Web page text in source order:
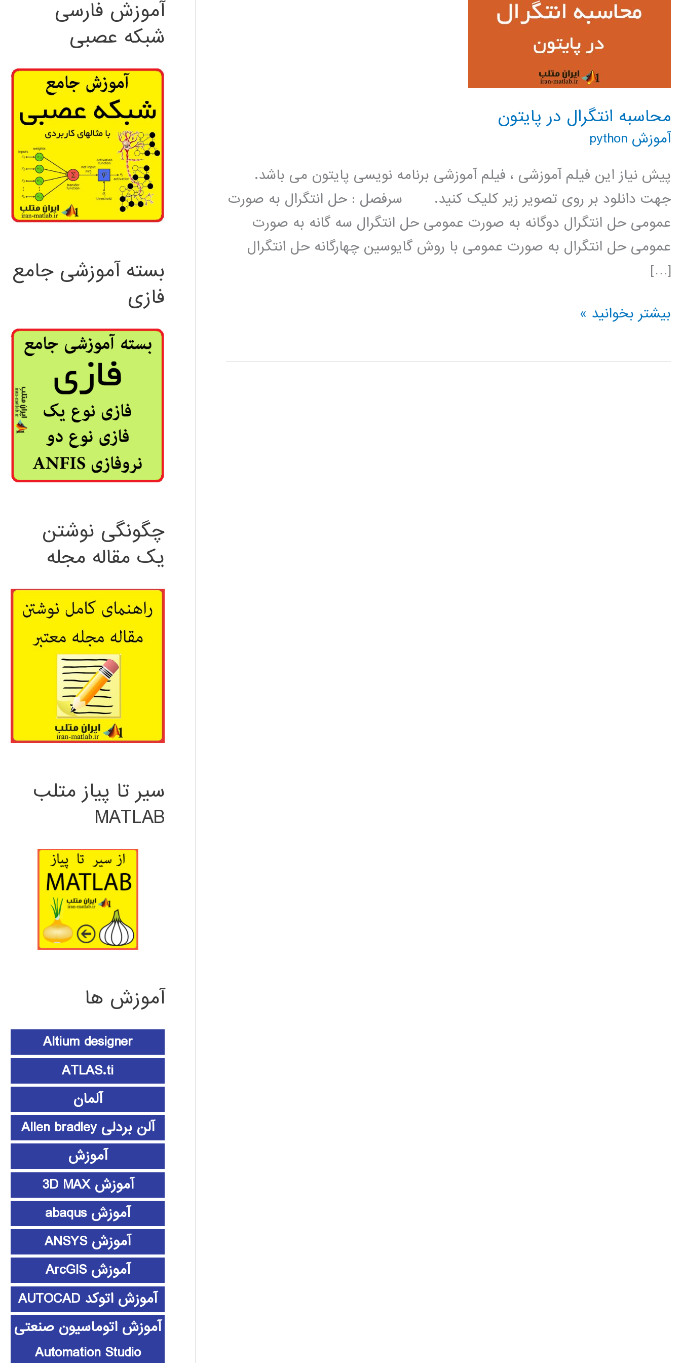
محاسبه انتگرال در پایتون
آموزش python
پیش نیاز این فیلم آموزشی ، فیلم آموزشی برنامه نویسی پایتون می باشد.
جهت دانلود بر روی تصویر زیر کلیک کنید. سرفصل : حل انتگرال به صورت
عمومی حل انتگرال دوگانه به صورت عمومی حل انتگرال سه گانه به صورت
عمومی حل انتگرال به صورت عمومی با روش گایوسین چهارگانه حل انتگرال
[…]
محاسبه
در
بیشتر بخوانید »
آموزش فارسی
شبکه عصبی
بسته آموزشی جامع
فازی
چگونگی نوشتن
یک مقاله مجله
سیر تا پیاز متلب
MATLAB
آموزش ها
Altium designer
ATLAS.ti
آلمان
آلن بردلی Allen bradley
آموزش
آموزش 3D MAX
آموزش abaqus
آموزش ANSYS
آموزش ArcGIS
آموزش اتوکد AUTOCAD
آموزش اتوماسیون صنعتی
Automation Studio